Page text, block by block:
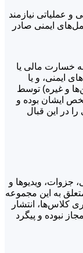
عملیاتی نیازمند
ایمنی صادر
خسارت مالی یا
ایمنی، و یا
و غیره) توسط
ایشان بوده و
در این قبال
جزوات، ویدیوها و
به این مجموعه
کلاس‌ها، انتشار
نبوده و پیگرد